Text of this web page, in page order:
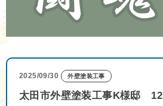
2025/09/30 外壁塗装工事
太田市外壁塗装工事K様邸 12